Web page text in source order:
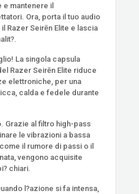
mantenere il
Ora, porta il tuo audio
Razer Seirēn Elite e lascia
La singola capsula
Razer Seirēn Elite riduce
elettroniche, per una
calda e fedele durante
Grazie al filtro high-pass
le vibrazioni a bassa
il rumore di passi o il
vengono acquisite
chiari.
l?azione si fa intensa,